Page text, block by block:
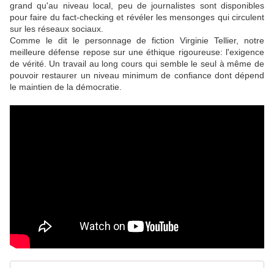
grand qu'au niveau local, peu de journalistes sont disponibles
pour faire du fact-checking et révéler les mensonges qui circulent
sur les réseaux sociaux.
Comme le dit le personnage de fiction Virginie Tellier, notre
meilleure défense repose sur une éthique rigoureuse: l'exigence
de vérité. Un travail au long cours qui semble le seul à même de
pouvoir restaurer un niveau minimum de confiance dont dépend
le maintien de la démocratie.